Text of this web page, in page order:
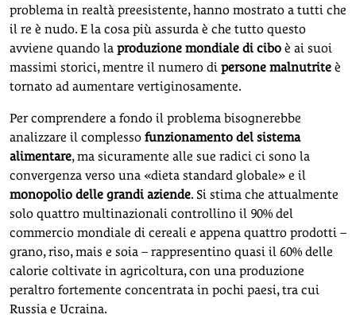
problema in realtà preesistente, hanno mostrato a tutti che
il re è nudo. E la cosa più assurda è che tutto questo
avviene quando la produzione mondiale di cibo è ai suoi
massimi storici, mentre il numero di persone malnutrite è
tornato ad aumentare vertiginosamente.
Per comprendere a fondo il problema bisognerebbe
analizzare il complesso funzionamento del sistema
alimentare, ma sicuramente alle sue radici ci sono la
convergenza verso una «dieta standard globale» e il
monopolio delle grandi aziende. Si stima che attualmente
solo quattro multinazionali controllino il 90% del
commercio mondiale di cereali e appena quattro prodotti –
grano, riso, mais e soia – rappresentino quasi il 60% delle
calorie coltivate in agricoltura, con una produzione
peraltro fortemente concentrata in pochi paesi, tra cui
Russia e Ucraina.